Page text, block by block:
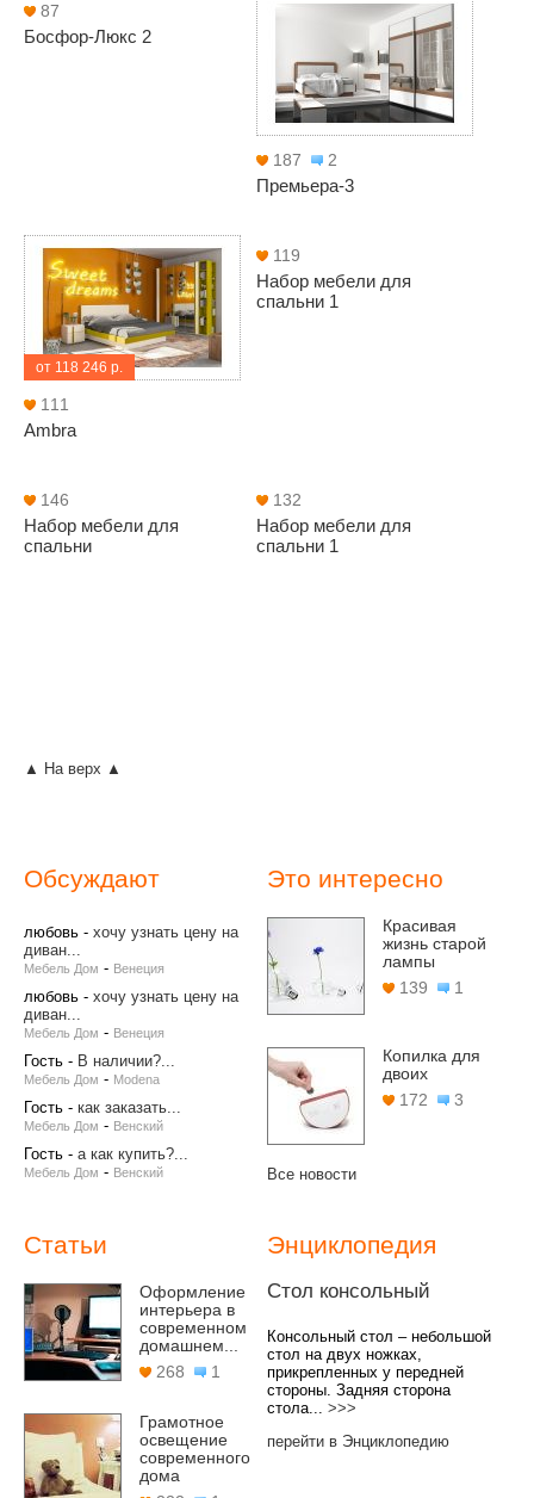
87
Босфор-Люкс 2
187 2
Премьера-3
от 118 246 р.
111
Ambra
119
Набор мебели для
спальни 1
146
Набор мебели для
спальни
132
Набор мебели для
спальни 1
▲ На верх ▲
Обсуждают
любовь - хочу узнать цену на
диван...
Мебель Дом - Венеция
любовь - хочу узнать цену на
диван...
Мебель Дом - Венеция
Гость - В наличии?...
Мебель Дом - Modena
Гость - как заказать...
Мебель Дом - Венский
Гость - а как купить?...
Мебель Дом - Венский
Это интересно
Красивая
жизнь старой
лампы
139
1
Копилка для
двоих
172
3
Все новости
Статьи
Оформление
интерьера в
современном
домашнем...
268
1
Грамотное
освещение
современного
дома
Энциклопедия
Стол консольный
Консольный стол – небольшой
стол на двух ножках,
прикрепленных у передней
стороны. Задняя сторона
стола... >>>
перейти в Энциклопедию